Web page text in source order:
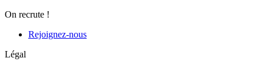
On recrute !
Rejoignez-nous
Légal